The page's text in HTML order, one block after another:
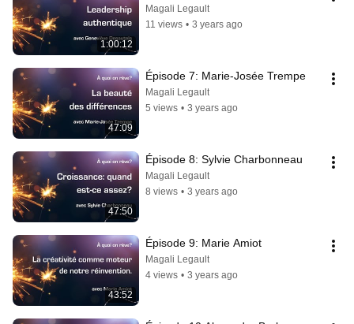
1:00:12
Magali Legault
11 views • 3 years ago
47:09
Épisode 7: Marie-Josée Trempe
Magali Legault
5 views • 3 years ago
47:50
Épisode 8: Sylvie Charbonneau
Magali Legault
8 views • 3 years ago
43:52
Épisode 9: Marie Amiot
Magali Legault
4 views • 3 years ago